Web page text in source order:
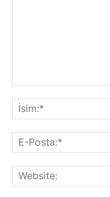
Yorum: